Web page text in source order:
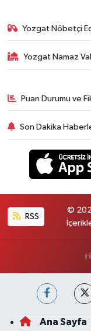
Yozgat Nöbetçi
Yozgat Namaz
Puan Durumu ve
Son Dakika
RSS
©
Ana Sayfa